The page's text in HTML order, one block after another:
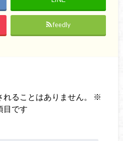
feedly
ることはありません。
※
目です